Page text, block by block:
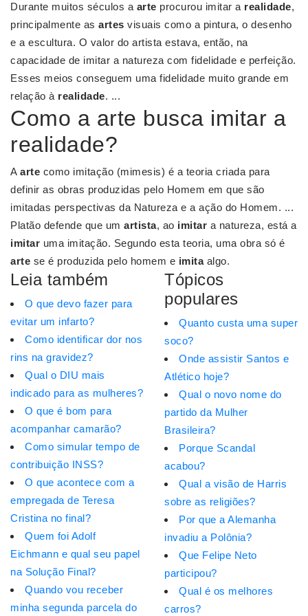
Durante muitos séculos a arte procurou imitar a realidade,
principalmente as artes visuais como a pintura, o desenho
e a escultura. O valor do artista estava, então, na
capacidade de imitar a natureza com fidelidade e perfeição.
Esses meios conseguem uma fidelidade muito grande em
relação à realidade. ...
Como a arte busca imitar a
realidade?
A arte como imitação (mimesis) é a teoria criada para
definir as obras produzidas pelo Homem em que são
imitadas perspectivas da Natureza e a ação do Homem. ...
Platão defende que um artista, ao imitar a natureza, está a
imitar uma imitação. Segundo esta teoria, uma obra só é
arte se é produzida pelo homem e imitaalgo.
Leia também
O que devo fazer para
evitar um infarto?
Como identificar dor nos
rins na gravidez?
Qual o DIU mais
indicado para as mulheres?
O que é bom para
acompanhar camarão?
Como simular tempo de
contribuição INSS?
O que acontece com a
empregada de Teresa
Cristina no final?
Quem foi Adolf
Eichmann e qual seu papel
na Solução Final?
Quando vou receber
minha segunda parcela do
Tópicos
populares
Quanto custa uma super
soco?
Onde assistir Santos e
Atlético hoje?
Qual o novo nome do
partido da Mulher
Brasileira?
Porque Scandal
acabou?
Qual a visão de Harris
sobre as religiões?
Por que a Alemanha
invadiu a Polônia?
Que Felipe Neto
participou?
Qual é os melhores
carros?